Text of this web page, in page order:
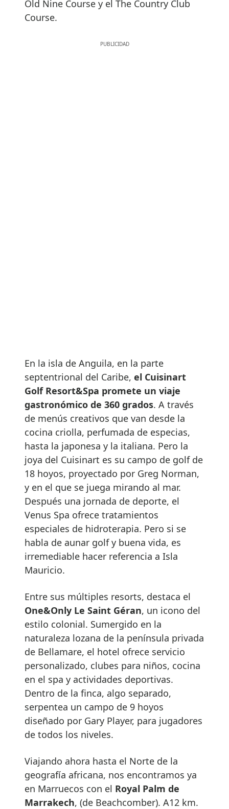
Old Nine Course y el The Country Club
Course.
En la isla de Anguila, en la parte
septentrional del Caribe, el Cuisinart
Golf Resort&Spa promete un viaje
gastronómico de 360 grados. A través
de menús creativos que van desde la
cocina criolla, perfumada de especias,
hasta la japonesa y la italiana. Pero la
joya del Cuisinart es su campo de golf de
18 hoyos, proyectado por Greg Norman,
y en el que se juega mirando al mar.
Después una jornada de deporte, el
Venus Spa ofrece tratamientos
especiales de hidroterapia. Pero si se
habla de aunar golf y buena vida, es
irremediable hacer referencia a Isla
Mauricio.
Entre sus múltiples resorts, destaca el
One&Only Le Saint Géran, un icono del
estilo colonial. Sumergido en la
naturaleza lozana de la península privada
de Bellamare, el hotel ofrece servicio
personalizado, clubes para niños, cocina
en el spa y actividades deportivas.
Dentro de la finca, algo separado,
serpentea un campo de 9 hoyos
diseñado por Gary Player, para jugadores
de todos los niveles.
Viajando ahora hasta el Norte de la
geografía africana, nos encontramos ya
en Marruecos con el Royal Palm de
Marrakech, (de Beachcomber). A12 km.